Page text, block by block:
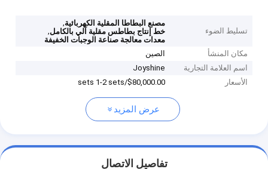
تسليط الضوء
مصنع البطاطا المقلية الكهربائية,
خط إنتاج بطاطس مقلية آلي بالكامل,
معدات معالجة صناعة الوجبات الخفيفة
مكان المنشأ
الصين
اسم العلامة التجارية
Joyshine
الأسعار
$80,000.00/sets 1-2 sets
عرض المزيد
تفاصيل الاتصال